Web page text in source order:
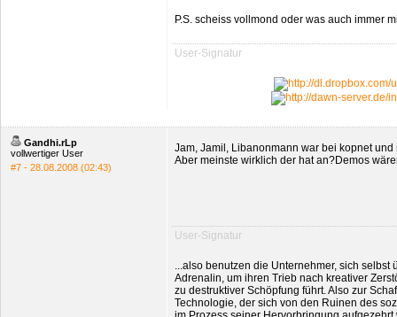
P.S. scheiss vollmond oder was auch immer
User-Signatur
Gandhi.rLp
vollwertiger User
#7 - 28.08.2008 (02:43)
Jam, Jamil, Libanonmann war bei kopnet
Aber meinste wirklich der hat an?Demos
User-Signatur
...also benutzen die Unternehmer, sich
Adrenalin, um ihren Trieb nach kreativer
zu destruktiver Schöpfung führt. Also zur
Technologie, der sich von den Ruinen des